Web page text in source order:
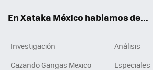
En Xataka México hablamos de...
Investigación
Análisis
Cazando Gangas Mexico
Especiales